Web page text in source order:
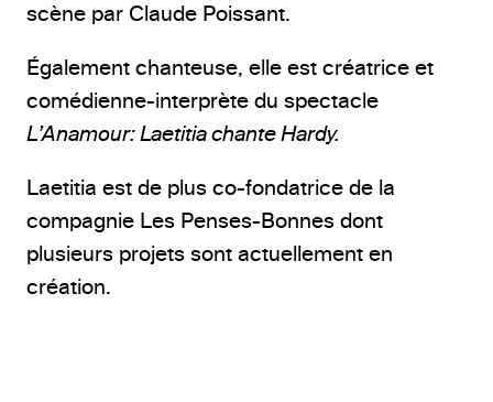
scène par Claude Poissant.
Également chanteuse, elle est créatrice et
comédienne-interprète du spectacle
L’Anamour: Laetitia chante Hardy.
Laetitia est de plus co-fondatrice de la
compagnie Les Penses-Bonnes dont
plusieurs projets sont actuellement en
création.